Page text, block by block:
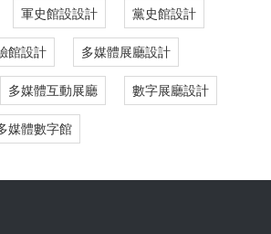
軍史館設設計 黨史館設計
館設計 多媒體展廳設計
多媒體互動展廳 數字展廳設計
媒體數字館